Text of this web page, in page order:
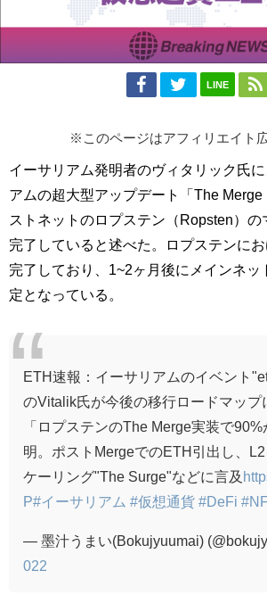
LINE
※このページはアフィリエイト
イーサリアム発明者のヴィタリック氏
アムの超大型アップデート「The
ストネットのロプステン（Ropsten）
完了していると述べた。ロプステンに
完了しており、1~2ヶ月後にメインネッ
定となっている。
ETH速報：イーサリアムのイベント
のVitalik氏が今後の移行ロードマップ
「ロプステンのThe Merge実装で
明。ポストMergeでのETH引出し、
ケーリング"The Surge"などに言及
P#イーサリアム #仮想通貨 #DeFi
— 墨汁うまい(Bokujyuumai)
022